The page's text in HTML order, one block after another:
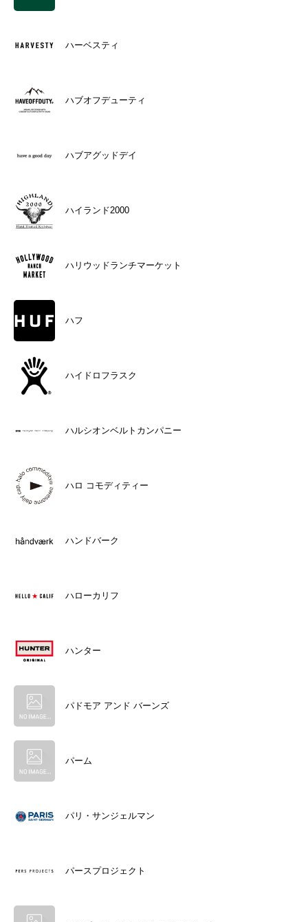
ハーベスティ
ハブオフデューティ
ハブアグッドデイ
ハイランド2000
ハリウッドランチマーケット
ハフ
ハイドロフラスク
ハルシオンベルトカンパニー
ハロ コモディティー
ハンドバーク
ハローカリフ
ハンター
パドモア アンド バーンズ
パーム
パリ・サンジェルマン
パースプロジェクト